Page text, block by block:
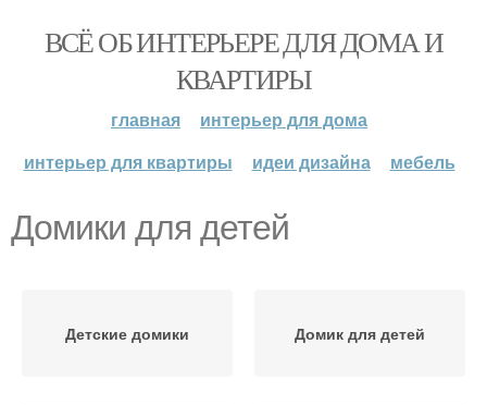
ВСЁ ОБ ИНТЕРЬЕРЕ ДЛЯ ДОМА И
КВАРТИРЫ
главная
интерьер для дома
интерьер для квартиры
идеи дизайна мебель
Домики для детей
Детские домики Домик для детей